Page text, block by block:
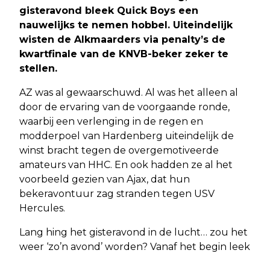
gisteravond bleek Quick Boys een
nauwelijks te nemen hobbel. Uiteindelijk
wisten de Alkmaarders via penalty’s de
kwartfinale van de KNVB-beker zeker te
stellen.
AZ was al gewaarschuwd. Al was het alleen al
door de ervaring van de voorgaande ronde,
waarbij een verlenging in de regen en
modderpoel van Hardenberg uiteindelijk de
winst bracht tegen de overgemotiveerde
amateurs van HHC. En ook hadden ze al het
voorbeeld gezien van Ajax, dat hun
bekeravontuur zag stranden tegen USV
Hercules.
Lang hing het gisteravond in de lucht… zou het
weer ‘zo’n avond’ worden? Vanaf het begin leek